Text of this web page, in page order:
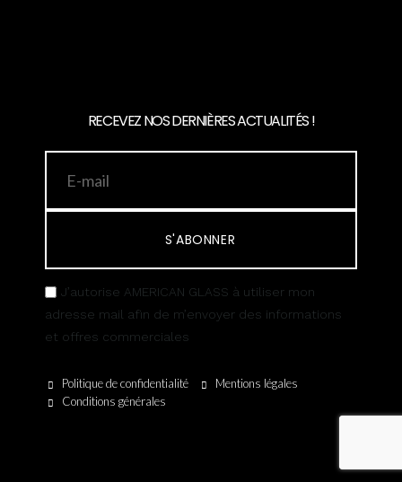
RECEVEZ NOS DERNIÈRES ACTUALITÉS !
S'ABONNER
J’autorise AMERICAN GLASS à utiliser mon
adresse mail afin de m’envoyer des informations
et offres commerciales
Politique de confidentialité
Mentions légales
Conditions générales